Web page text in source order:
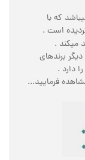
که با
است .
میکند .
برندهای
دارد .
فرمایید...